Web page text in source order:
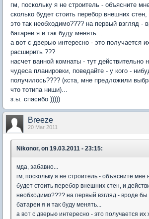
гм, поскольку я не строитель - объясните
сколько будет стоить перебор внешних
это так необходимо???? на первый взгляд -
батареи я и так буду менять...
а вот с дверью интересно - это получается
расширить ???
насчет ванной комнаты - тут действительно
чудеса планировки, поведайте - у кого -
получилось???? (кста, мне предложили
что тотипа ниши)...
з.ы. спасибо )))))
Breeze
20 Mar 2011
Nikonor, on 19.03.2011 - 23:15:
мда, забавно...
гм, поскольку я не строитель - объясните мне
будет стоить перебор внешних стен, и
необходимо???? на первый взгляд - вроде бы
батареи я и так буду менять...
а вот с дверью интересно - это получается их